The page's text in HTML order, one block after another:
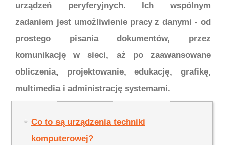
urządzeń peryferyjnych. Ich wspólnym
zadaniem jest umożliwienie pracy z danymi - od
prostego pisania dokumentów, przez
komunikację w sieci, aż po zaawansowane
obliczenia, projektowanie, edukację, grafikę,
multimedia i administrację systemami.
Co to są urządzenia techniki
komputerowej?